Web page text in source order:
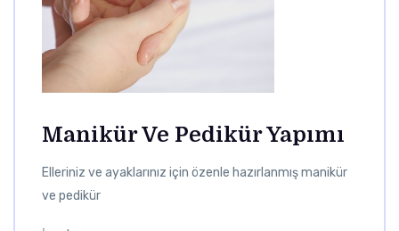
Manikür Ve Pedikür Yapımı
Elleriniz ve ayaklarınız için özenle hazırlanmış manikür
ve pedikür